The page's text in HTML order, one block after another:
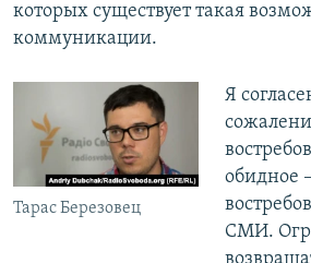
которых существует такая
коммуникации.
Тарас Березовец
Я
обидное
СМИ.